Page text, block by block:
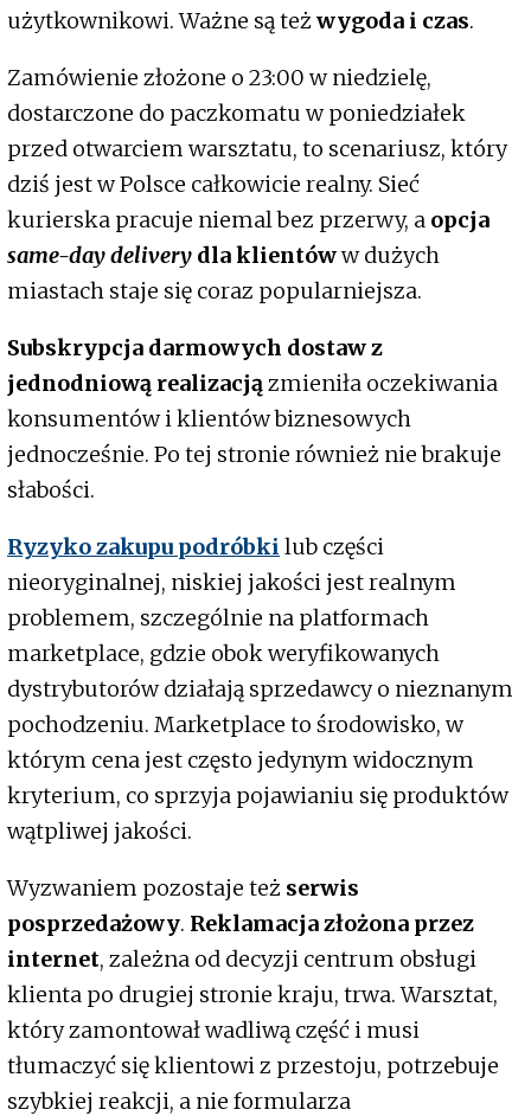
użytkownikowi. Ważne są teżwygoda i czas.
Zamówienie złożone o 23:00 w niedzielę,
dostarczone do paczkomatu w poniedziałek
przed otwarciem warsztatu, to scenariusz, który
dziś jest w Polsce całkowicie realny. Sieć
kurierska pracuje niemal bez przerwy, a opcja
same-day delivery dla klientóww dużych
miastach staje się coraz popularniejsza.
Subskrypcja darmowych dostaw z
jednodniową realizacją zmieniła oczekiwania
konsumentów i klientów biznesowych
jednocześnie. Po tej stronie również nie brakuje
słabości.
Ryzyko zakupu podróbki lub części
nieoryginalnej, niskiej jakości jest realnym
problemem, szczególnie na platformach
marketplace, gdzie obok weryfikowanych
dystrybutorów działają sprzedawcy o nieznanym
pochodzeniu. Marketplace to środowisko, w
którym cena jest często jedynym widocznym
kryterium, co sprzyja pojawianiu się produktów
wątpliwej jakości.
Wyzwaniem pozostaje też serwis
posprzedażowy. Reklamacja złożona przez
internet, zależna od decyzji centrum obsługi
klienta po drugiej stronie kraju, trwa. Warsztat,
który zamontował wadliwą część i musi
tłumaczyć się klientowi z przestoju, potrzebuje
szybkiej reakcji, a nie formularza